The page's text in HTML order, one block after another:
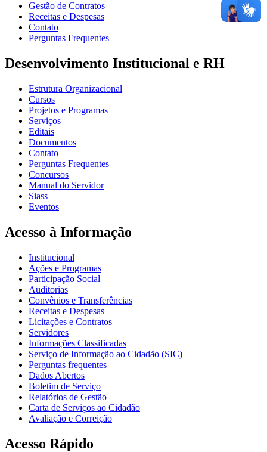
Gestão de Contratos
Receitas e Despesas
Contato
Perguntas Frequentes
Desenvolvimento Institucional e RH
Estrutura Organizacional
Cursos
Projetos e Programas
Serviços
Editais
Documentos
Contato
Perguntas Frequentes
Concursos
Manual do Servidor
Siass
Eventos
Acesso à Informação
Institucional
Ações e Programas
Participação Social
Auditorias
Convênios e Transferências
Receitas e Despesas
Licitações e Contratos
Servidores
Informações Classificadas
Serviço de Informação ao Cidadão (SIC)
Perguntas frequentes
Dados Abertos
Boletim de Serviço
Relatórios de Gestão
Carta de Serviços ao Cidadão
Avaliação e Correição
Acesso Rápido